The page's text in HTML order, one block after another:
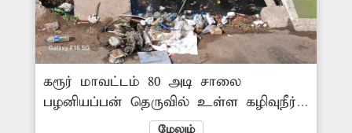
கரூர் மாவட்டம் 80 அடி சாலை
பழனியப்பன் தெருவில் உள்ள கழிவுநீர்
கால்வாய் கடந்த 3 மாதங்களாக சுத்தம்
மேலும்